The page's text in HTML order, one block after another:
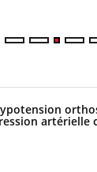
artérielle